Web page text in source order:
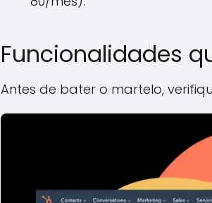
Funcionalidades
Antes de bater o martelo,